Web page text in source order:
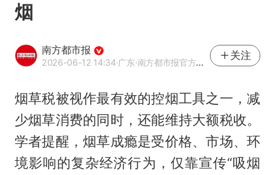
烟
南方都市报
2026-06-12 14:34·广东·南方都市报官方网易号
关注
烟草税被视作最有效的控烟工具之一，减
少烟草消费的同时，还能维持大额税收。
学者提醒，烟草成瘾是受价格、市场、环
境影响的复杂经济行为，仅靠宣传“吸烟